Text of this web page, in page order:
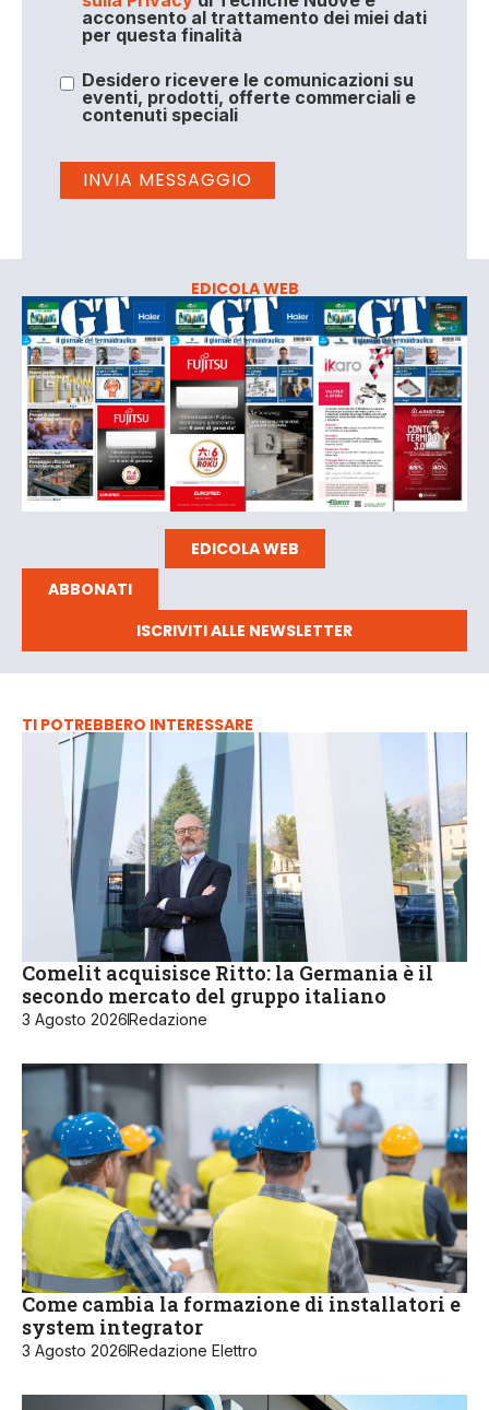
acconsento al trattamento dei miei dati
per questa finalità
Desidero ricevere le comunicazioni su
eventi, prodotti, offerte commerciali e
contenuti speciali
EDICOLA WEB
EDICOLA WEB
ABBONATI
ISCRIVITI ALLE NEWSLETTER
TI POTREBBERO INTERESSARE
Comelit acquisisce Ritto: la Germania è il
secondo mercato del gruppo italiano
3 Agosto 2026Redazione
Come cambia la formazione di installatori e
system integrator
3 Agosto 2026Redazione Elettro